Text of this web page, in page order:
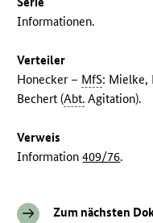
Informationen.
Verteiler
Honecker – MfS: Mielke,
Bechert (Abt. Agitation).
Verweis
Information409/76.
Zum nächsten